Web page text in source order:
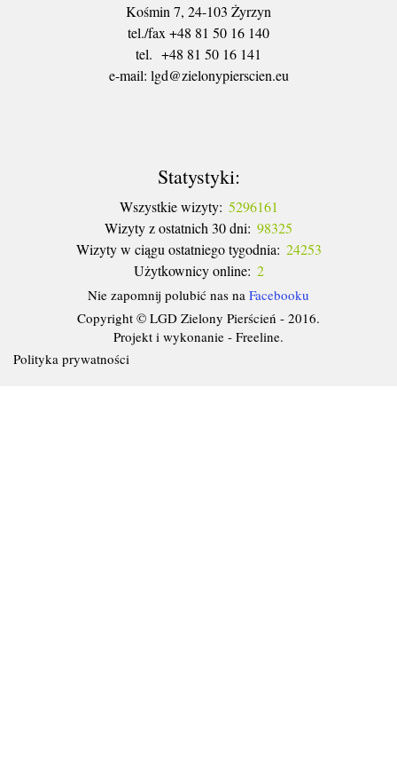
Kośmin 7, 24-103 Żyrzyn
tel./fax +48 81 50 16 140
tel. +48 81 50 16 141
​e-mail: lgd@zielonypierscien.eu
Statystyki:
Wszystkie wizyty: 5296161
Wizyty z ostatnich 30 dni: 98325
Wizyty w ciągu ostatniego tygodnia: 24253
Użytkownicy online: 2
Nie zapomnij polubić nas na Facebooku
Copyright © LGD Zielony Pierścień - 2016.
Projekt i wykonanie - Freeline.
Polityka prywatności